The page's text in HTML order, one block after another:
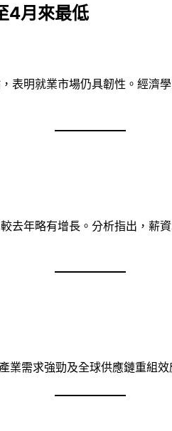
4月來最低
表明就業市場仍具韌性。經濟
年略有增長。分析指出，薪
需求強勁及全球供應鏈重組